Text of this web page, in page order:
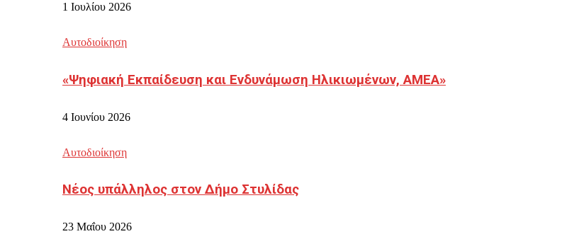
1 Ιουλίου 2026
Αυτοδιοίκηση
«Ψηφιακή Εκπαίδευση και Ενδυνάμωση Ηλικιωμένων, ΑΜΕΑ»
4 Ιουνίου 2026
Αυτοδιοίκηση
Νέος υπάλληλος στον Δήμο Στυλίδας
23 Μαΐου 2026